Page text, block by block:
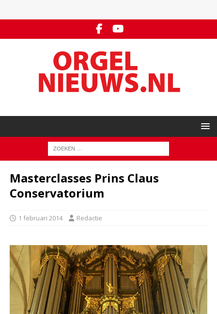
Masterclasses Prins Claus
Conservatorium
1 februari 2014 Redactie